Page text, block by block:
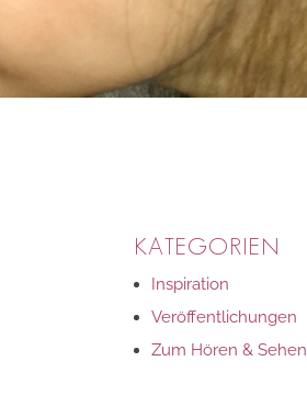
KATEGORIEN
Inspiration
Veröffentlichungen
Zum Hören & Sehen